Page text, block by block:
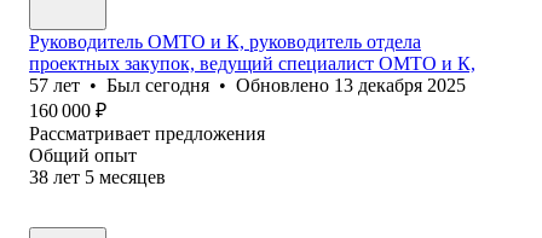
Руководитель ОМТО и К, руководитель отдела
проектных закупок, ведущий специалист ОМТО и К,
57 лет • Был сегодня • Обновлено 13 декабря 2025
160 000 ₽
Рассматривает предложения
Общий опыт
38 лет 5 месяцев